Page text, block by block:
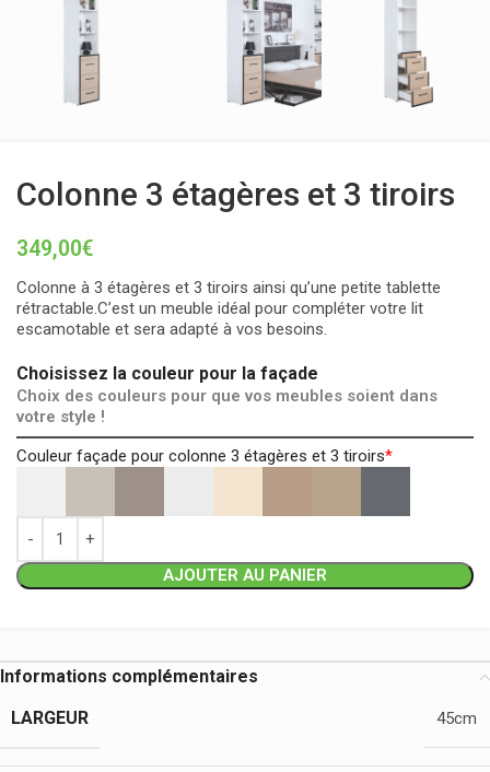
Colonne 3 étagères et 3 tiroirs
349,00€
Colonne à 3 étagères et 3 tiroirs ainsi qu’une petite tablette
rétractable.C’est un meuble idéal pour compléter votre lit
escamotable et sera adapté à vos besoins.
Choisissez la couleur pour la façade
Choix des couleurs pour que vos meubles soient dans
votre style !
*
Couleur façade pour colonne 3 étagères et 3 tiroirs
AJOUTER AU PANIER
Informations complémentaires
LARGEUR
45cm